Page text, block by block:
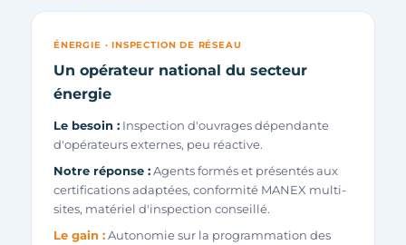
ÉNERGIE · INSPECTION DE RÉSEAU
Un opérateur national du secteur
énergie
Le besoin : Inspection d'ouvrages dépendante
d'opérateurs externes, peu réactive.
Notre réponse :Agents formés et présentés aux
certifications adaptées, conformité MANEX multi-
sites, matériel d'inspection conseillé.
Le gain :Autonomie sur la programmation des